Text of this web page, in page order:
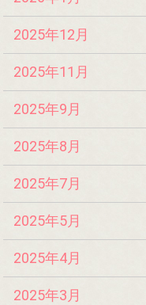
2025年12月
2025年11月
2025年9月
2025年8月
2025年7月
2025年5月
2025年4月
2025年3月